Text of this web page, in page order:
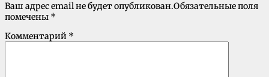
Ваш адрес email не будет опубликован.Обязательные поля
помечены *
Комментарий *